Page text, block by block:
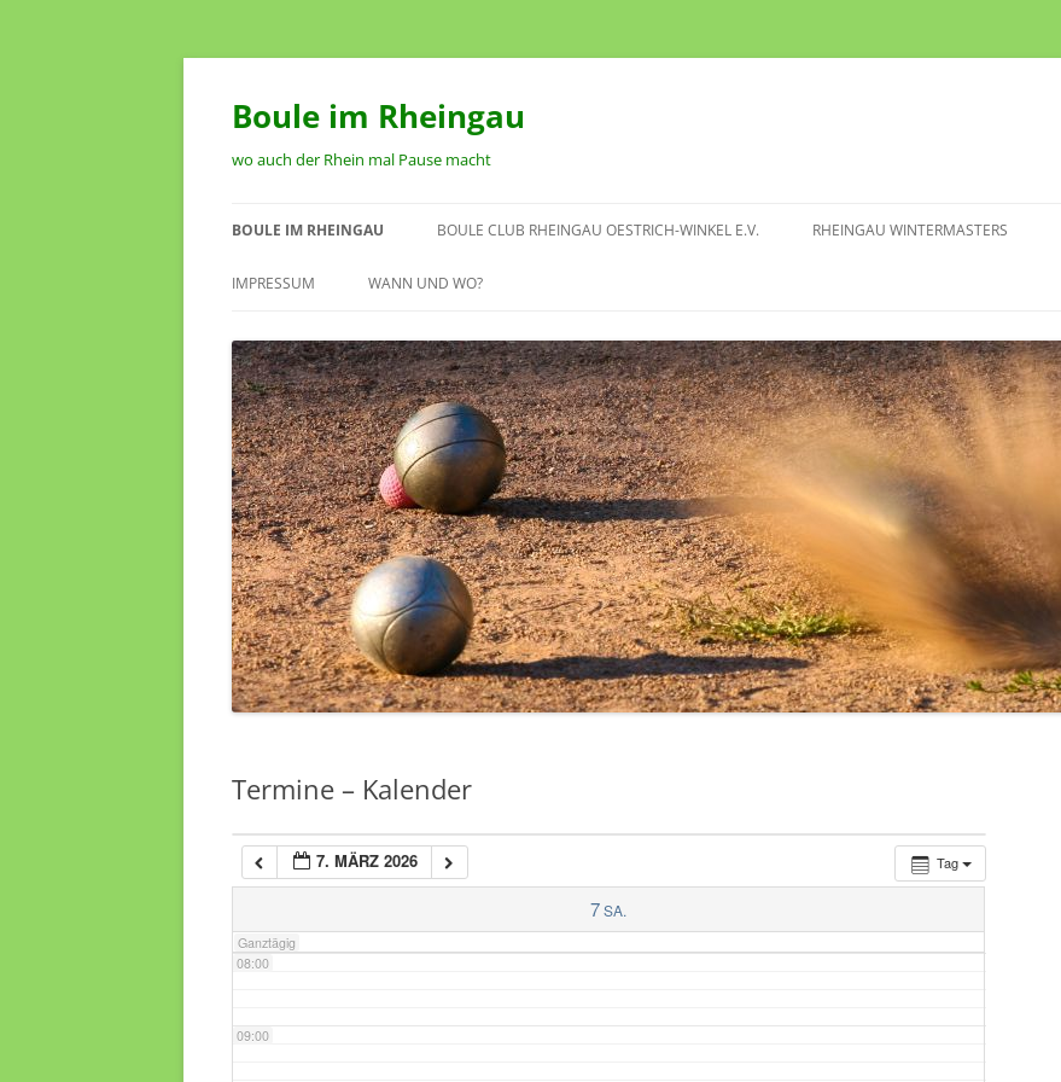
Zum
springen
Boule im Rheingau
wo auch der Rhein mal Pause macht
BOULE IM RHEINGAU
SPIELSTÄTTEN IM RHEINGAU
BOULE CLUB RHEINGAU OESTRICH-WINKEL E.V.
VORSTAND
RHEINGAU OESTRICH-WINKEL E.V.
ANTRAG AUF MITGLIEDSCHAFT
RHEINGAU WINTERMASTERS
RHEINGAU WM 2024/2025
RHEINGAU WM 2023/2024
RHEINGAU WM 2022/2023
RHEINGAU WM 2019/2020
RHEINGAU WM 2018/2019
RHEINGAU WM 2017/2018
RHEINGAU WM 2015/2016
IMPRESSUM WANN UND WO?
Termine – Kalender
Tag
7. MÄRZ 2026
7SA.
Ganztägig
00:00
01:00
02:00
03:00
04:00
07:00
08:00
09:00